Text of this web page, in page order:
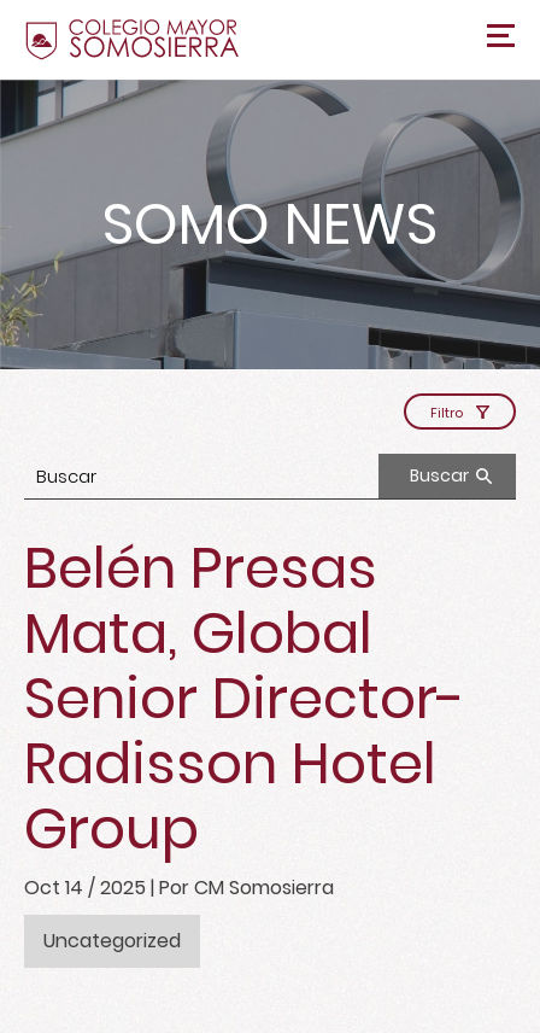
SOMO NEWS
Filtro
Buscar
Belén Presas
Mata, Global
Senior Director-
Radisson Hotel
Group
Oct 14 / 2025| Por CM Somosierra
Uncategorized